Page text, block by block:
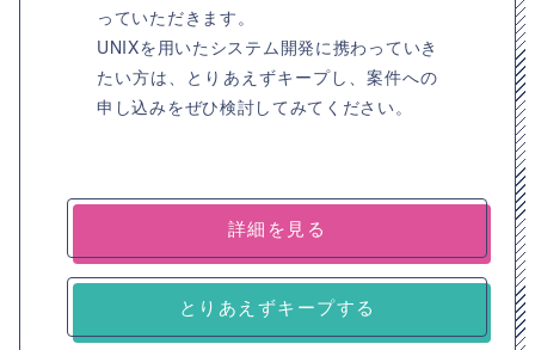
っていただきます。
UNIXを用いたシステム開発に携わっていき
たい方は、とりあえずキープし、案件への
申し込みをぜひ検討してみてください。
詳細を見る
とりあえずキープする